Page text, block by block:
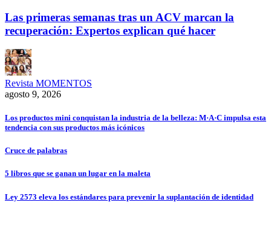
Las primeras semanas tras un ACV marcan la
recuperación: Expertos explican qué hacer
Revista MOMENTOS
agosto 9, 2026
Los productos mini conquistan la industria de la belleza: M·A·C impulsa esta
tendencia con sus productos más icónicos
Cruce de palabras
5 libros que se ganan un lugar en la maleta
Ley 2573 eleva los estándares para prevenir la suplantación de identidad